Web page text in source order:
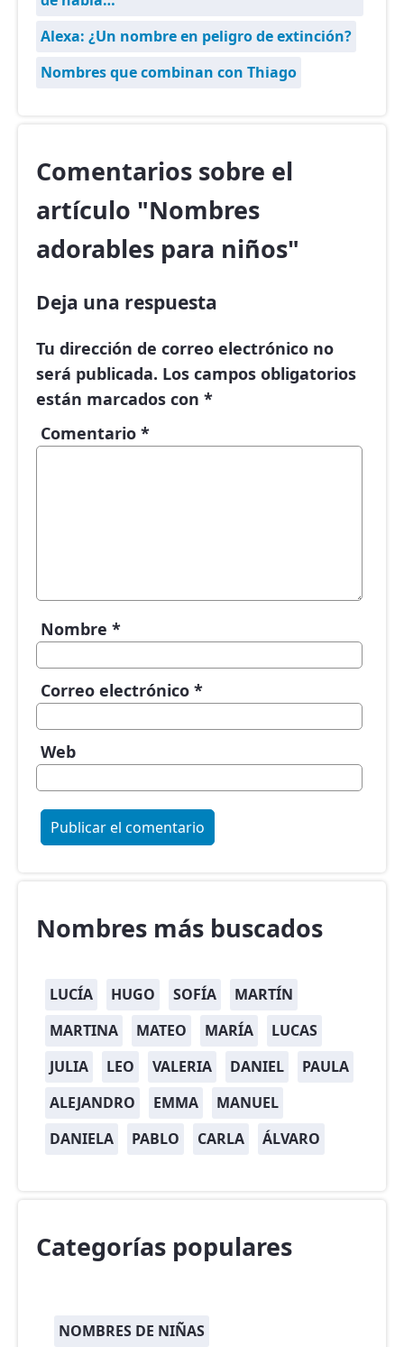
Alexa: ¿Un nombre en peligro de extinción?
Nombres que combinan con Thiago
Comentarios sobre el
artículo "Nombres
adorables para niños"
Deja una respuesta
Tu dirección de correo electrónico no
será publicada. Los campos obligatorios
están marcados con *
Comentario *
Nombre *
Correo electrónico *
Web
Nombres más buscados
LUCÍA HUGO SOFÍA
MARTÍN
MARTINA
MATEO MARÍA
LUCAS
JULIA
LEO VALERIA DANIEL
PAULA
ALEJANDRO
EMMA
MANUEL
DANIELA
PABLO CARLA ÁLVARO
Categorías populares
NOMBRES DE NIÑAS